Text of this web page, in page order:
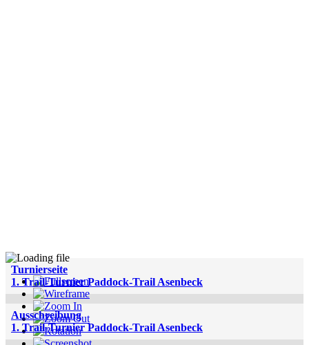
Turnierseite
1. Trail-Turnier Paddock-Trail Asenbeck
Ausschreibung
1. Trail-Turnier Paddock-Trail Asenbeck